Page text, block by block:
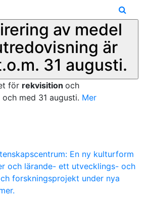
av medel
är
31 augusti.
för rekvisition och
med 31 augusti. Mer
En ny kulturform
och lärande- ett utvecklings- och
forskningsprojekt under nya